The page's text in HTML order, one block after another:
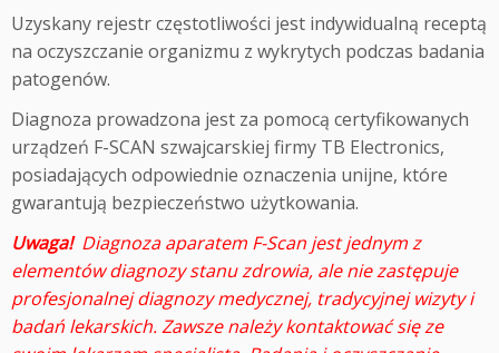
Uzyskany rejestr częstotliwości jest indywidualną receptą
na oczyszczanie organizmu z wykrytych podczas badania
patogenów.
Diagnoza prowadzona jest za pomocą certyfikowanych
urządzeń F-SCAN szwajcarskiej firmy TB Electronics,
posiadających odpowiednie oznaczenia unijne, które
gwarantują bezpieczeństwo użytkowania.
Uwaga!Diagnoza aparatem F-Scan jest jednym z
elementów diagnozy stanu zdrowia, ale nie zastępuje
profesjonalnej diagnozy medycznej, tradycyjnej wizyty i
badań lekarskich. Zawsze należy kontaktować się ze